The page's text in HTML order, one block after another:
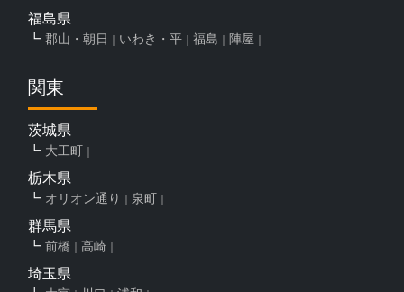
福島県
郡山・朝日 いわき・平 福島 陣屋
関東
茨城県
大工町
栃木県
オリオン通り 泉町
群馬県
前橋 高崎
埼玉県